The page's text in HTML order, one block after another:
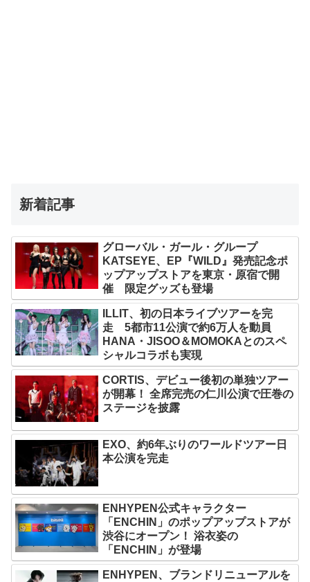
新着記事
グローバル・ガール・グループ
KATSEYE、EP『WILD』発売記念ポ
ップアップストアを東京・原宿で開
催 限定グッズも登場
ILLIT、初の日本ライブツアーを完
走 5都市11公演で約6万人を動員
HANA・JISOO＆MOMOKAとのスペ
シャルコラボも実現
CORTIS、デビュー後初の単独ツアー
が開幕！ 全席完売の仁川公演で圧巻の
ステージを披露
EXO、約6年ぶりのワールドツアー日
本公演を完走
ENHYPEN公式キャラクター
「ENCHIN」のポップアップストアが
渋谷にオープン！ 浴衣姿の
「ENCHIN」が登場
ENHYPEN、ブランドリニューアルを